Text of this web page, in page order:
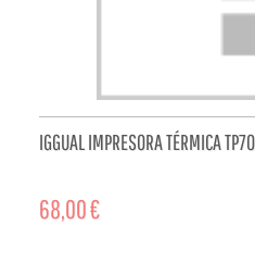
IGGUAL IMPRESORA TÉRMICA
68,00 €